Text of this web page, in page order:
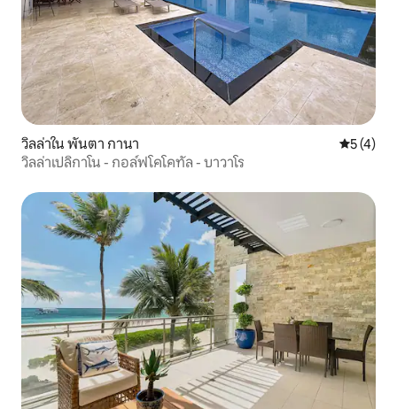
วิลล่าใน พันตา กานา คะแนนเฉ
5 (4)
วิลล่าเปลิกาโน - กอล์ฟโคโคทัล - บาวาโร